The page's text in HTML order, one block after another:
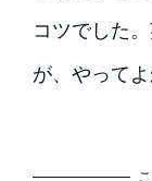
コツでした
が、やってよ